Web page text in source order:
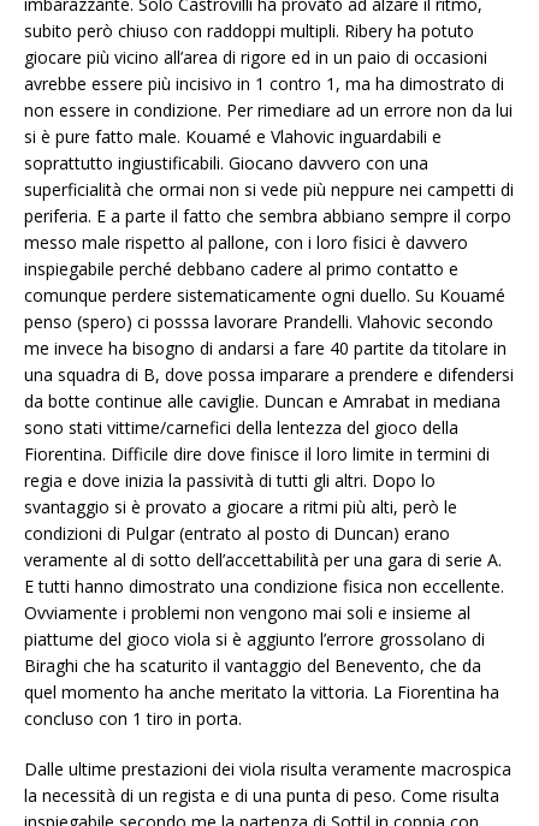
subito però chiuso con raddoppi multipli. Ribery ha potuto
giocare più vicino all’area di rigore ed in un paio di occasioni
avrebbe essere più incisivo in 1 contro 1, ma ha dimostrato di
non essere in condizione. Per rimediare ad un errore non da lui
si è pure fatto male. Kouamé e Vlahovic inguardabili e
soprattutto ingiustificabili. Giocano davvero con una
superficialità che ormai non si vede più neppure nei campetti di
periferia. E a parte il fatto che sembra abbiano sempre il corpo
messo male rispetto al pallone, con i loro fisici è davvero
inspiegabile perché debbano cadere al primo contatto e
comunque perdere sistematicamente ogni duello. Su Kouamé
penso (spero) ci posssa lavorare Prandelli. Vlahovic secondo
me invece ha bisogno di andarsi a fare 40 partite da titolare in
una squadra di B, dove possa imparare a prendere e difendersi
da botte continue alle caviglie. Duncan e Amrabat in mediana
sono stati vittime/carnefici della lentezza del gioco della
Fiorentina. Difficile dire dove finisce il loro limite in termini di
regia e dove inizia la passività di tutti gli altri. Dopo lo
svantaggio si è provato a giocare a ritmi più alti, però le
condizioni di Pulgar (entrato al posto di Duncan) erano
veramente al di sotto dell’accettabilità per una gara di serie A.
E tutti hanno dimostrato una condizione fisica non eccellente.
Ovviamente i problemi non vengono mai soli e insieme al
piattume del gioco viola si è aggiunto l’errore grossolano di
Biraghi che ha scaturito il vantaggio del Benevento, che da
quel momento ha anche meritato la vittoria. La Fiorentina ha
concluso con 1 tiro in porta.
Dalle ultime prestazioni dei viola risulta veramente macrospica
la necessità di un regista e di una punta di peso. Come risulta